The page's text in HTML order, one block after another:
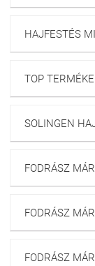
HAJFESTÉS
TOP
SOLINGEN
FODRÁSZ
FODRÁSZ
FODRÁSZ